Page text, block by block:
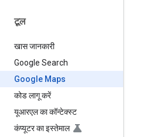
टूल
खास जानकारी
Google Search
Google Maps
कोड लागू करें
यूआरएल का कॉन्टेक्स्ट
कंप्यूटर का इस्तेमाल